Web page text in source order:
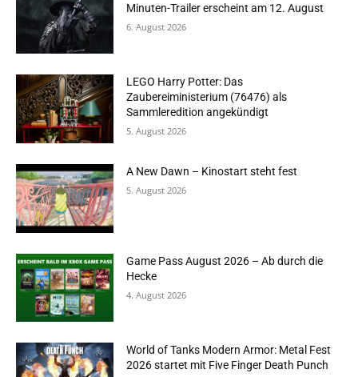
Minuten-Trailer erscheint am 12. August
6. August 2026
LEGO Harry Potter: Das
Zaubereiministerium (76476) als
Sammleredition angekündigt
5. August 2026
A New Dawn – Kinostart steht fest
5. August 2026
Game Pass August 2026 – Ab durch die
Hecke
4. August 2026
World of Tanks Modern Armor: Metal Fest
2026 startet mit Five Finger Death Punch